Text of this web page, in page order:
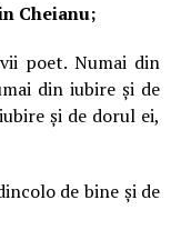
Cheianu;
poet. Numai din
din iubire și de
și de dorul ei,
de bine și de